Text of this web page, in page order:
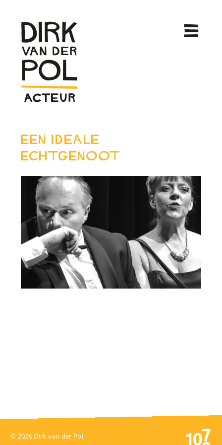
Een Ideale
Echtgenoot
© 2026 Dirk van der Pol